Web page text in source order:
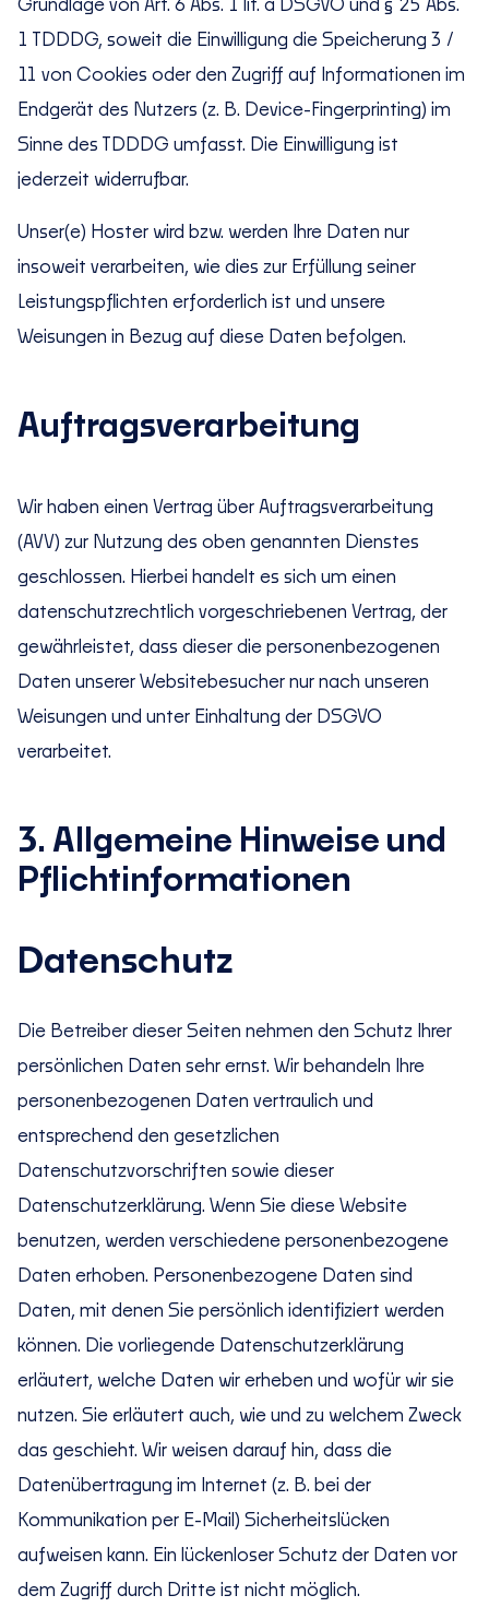
Grundlage von Art. 6 Abs. 1 lit. a DSGVO und § 25 Abs.
1 TDDDG, soweit die Einwilligung die Speicherung 3 /
11 von Cookies oder den Zugriff auf Informationen im
Endgerät des Nutzers (z. B. Device-Fingerprinting) im
Sinne des TDDDG umfasst. Die Einwilligung ist
jederzeit widerrufbar.
Unser(e) Hoster wird bzw. werden Ihre Daten nur
insoweit verarbeiten, wie dies zur Erfüllung seiner
Leistungspflichten erforderlich ist und unsere
Weisungen in Bezug auf diese Daten befolgen.
Auftragsverarbeitung
Wir haben einen Vertrag über Auftragsverarbeitung
(AVV) zur Nutzung des oben genannten Dienstes
geschlossen. Hierbei handelt es sich um einen
datenschutzrechtlich vorgeschriebenen Vertrag, der
gewährleistet, dass dieser die personenbezogenen
Daten unserer Websitebesucher nur nach unseren
Weisungen und unter Einhaltung der DSGVO
verarbeitet.
3. Allgemeine Hinweise und
Pflichtinformationen
Datenschutz
Die Betreiber dieser Seiten nehmen den Schutz Ihrer
persönlichen Daten sehr ernst. Wir behandeln Ihre
personenbezogenen Daten vertraulich und
entsprechend den gesetzlichen
Datenschutzvorschriften sowie dieser
Datenschutzerklärung. Wenn Sie diese Website
benutzen, werden verschiedene personenbezogene
Daten erhoben. Personenbezogene Daten sind
Daten, mit denen Sie persönlich identifiziert werden
können. Die vorliegende Datenschutzerklärung
erläutert, welche Daten wir erheben und wofür wir sie
nutzen. Sie erläutert auch, wie und zu welchem Zweck
das geschieht. Wir weisen darauf hin, dass die
Datenübertragung im Internet (z. B. bei der
Kommunikation per E-Mail) Sicherheitslücken
aufweisen kann. Ein lückenloser Schutz der Daten vor
dem Zugriff durch Dritte ist nicht möglich.